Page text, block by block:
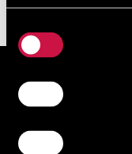
הירשמו